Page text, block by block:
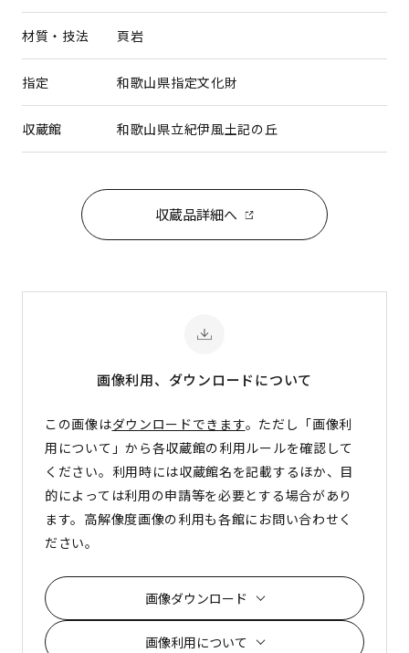
材質・技法 頁岩
指定 和歌山県指定文化財
収蔵館 和歌山県立紀伊風土記の丘
収蔵品詳細へ
画像利用、ダウンロードについて
この画像はダウンロードできます。ただし「画像利
用について」から各収蔵館の利用ルールを確認して
ください。利用時には収蔵館名を記載するほか、目
的によっては利用の申請等を必要とする場合があり
ます。高解像度画像の利用も各館にお問い合わせく
ださい。
画像ダウンロード
画像利用について